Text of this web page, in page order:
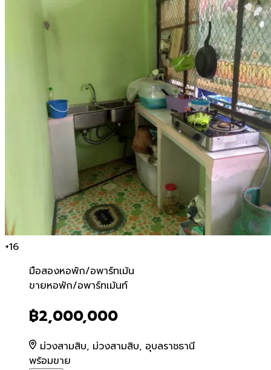
+16
มือสองหอพัก/อพาร์ทเม้น
ขายหอพัก/อพาร์ทเม้นท์
ขายหอพัก/อพาร์ทเม้นท์
฿2,000,000
ม่วงสามสิบ, ม่วงสามสิบ, อุบลราชธานี
พร้อมขาย